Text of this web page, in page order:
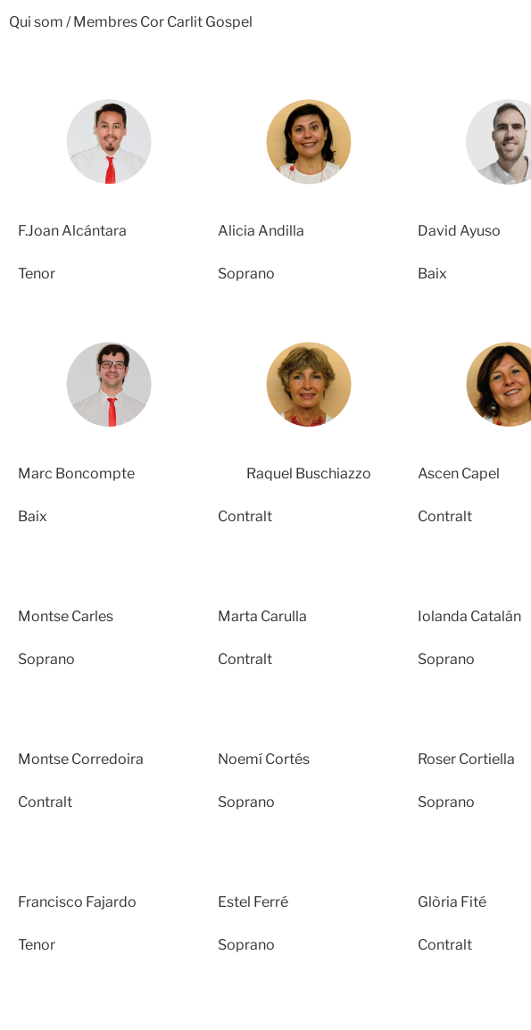
Qui som / Membres Cor Carlit Gospel
F.Joan Alcántara
Tenor
Alicia Andilla
Soprano
David Ayuso
Baix
Marc Boncompte
Baix
Raquel Buschiazzo
Contralt
Ascen Capel
Contralt
Montse Carles
Soprano
Marta Carulla
Contralt
Iolanda Catalán
Soprano
Montse Corredoira
Contralt
Noemí Cortés
Soprano
Roser Cortiella
Soprano
Francisco Fajardo
Tenor
Estel Ferré
Soprano
Glòria Fité
Contralt